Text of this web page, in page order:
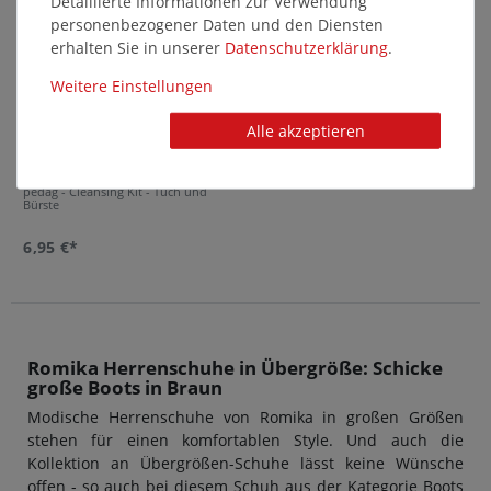
pedag - Cleansing Kit - Tuch und
Bürste
6,95 €*
Romika Herrenschuhe in Übergröße: Schicke
große Boots in Braun
Modische Herrenschuhe von Romika in großen Größen
stehen für einen komfortablen Style. Und auch die
Kollektion an Übergrößen-Schuhe lässt keine Wünsche
offen - so auch bei diesem Schuh aus der Kategorie Boots
personenbezogener Daten und den Diensten
erhalten Sie in unserer Daten­schutz­erklärung.
Weitere Einstellungen
Alle akzeptieren